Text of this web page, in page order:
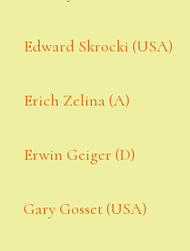
Edward Skrocki (USA)
Erich Zelina (A)
Erwin Geiger (D)
Gary Gosset (USA)